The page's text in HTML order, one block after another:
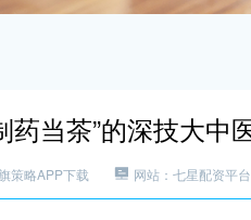
药当茶”的深技大中
策略APP下载 网站：七星配资平台